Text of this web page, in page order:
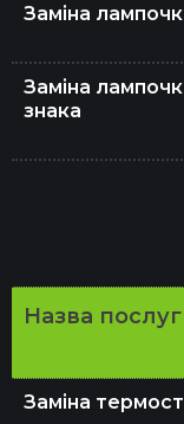
Заміна
Заміна
знака
Назва
Заміна